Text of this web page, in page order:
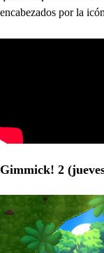
encabezados por la
Gimmick! 2